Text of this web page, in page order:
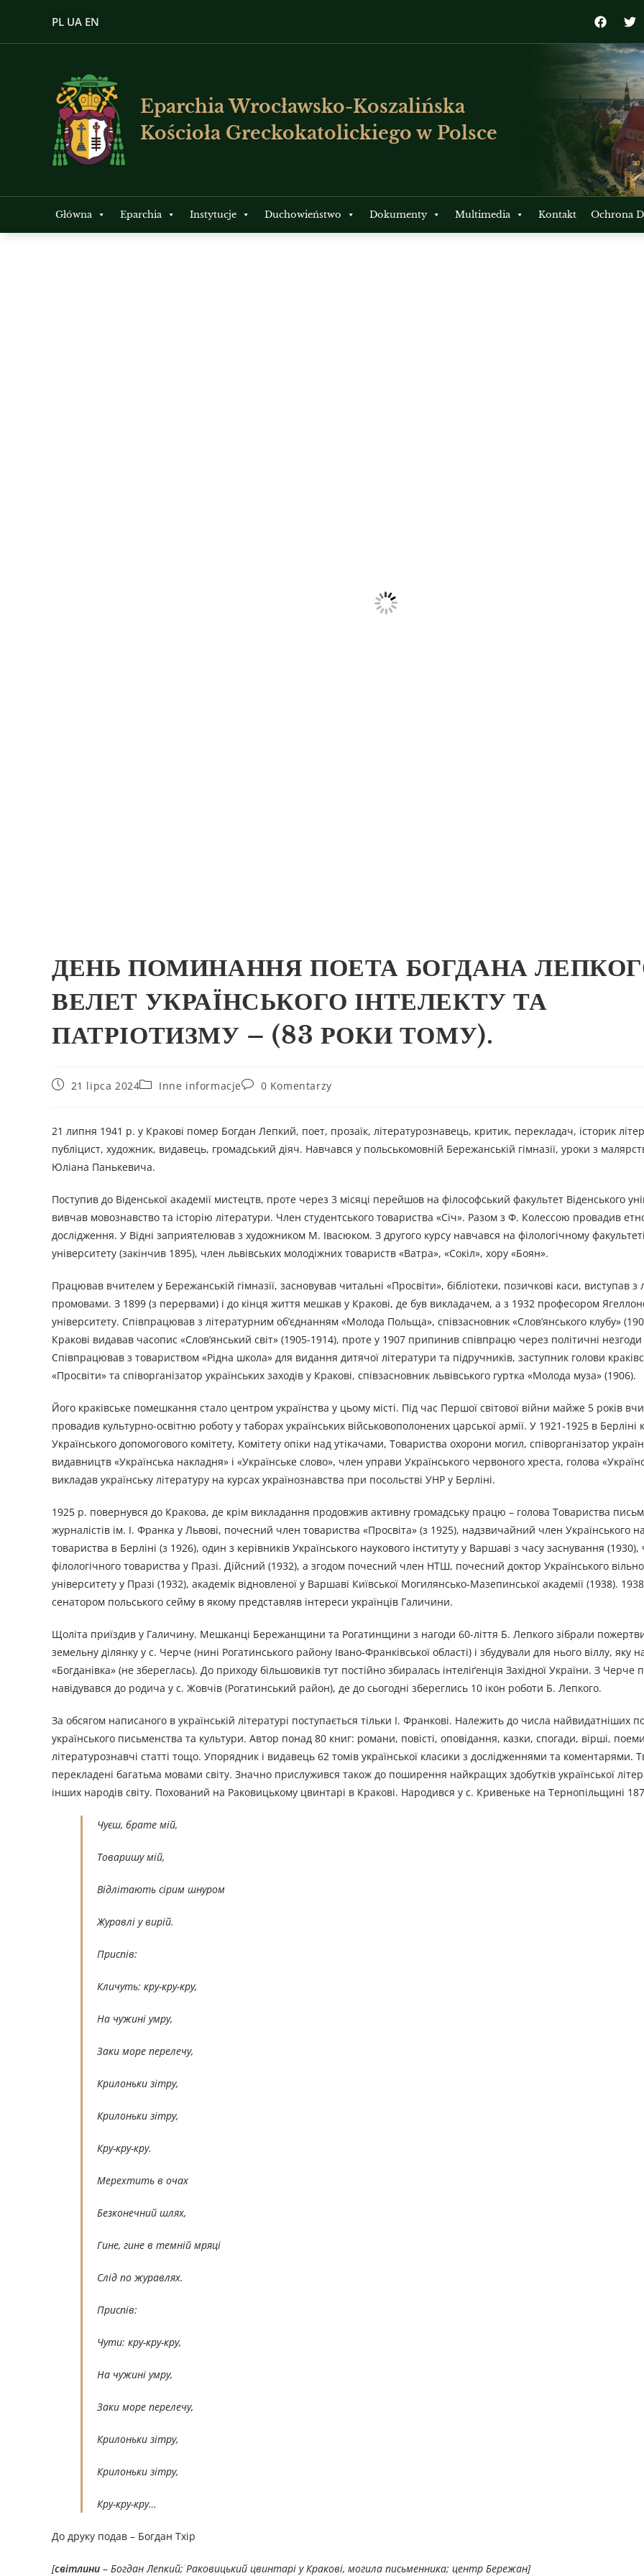
PL UA EN
Eparchia Wrocławsko-Koszalińska
Kościoła Greckokatolickiego w Polsce
Główna Eparchia Instytucje Duchowieństwo Dokumenty Multimedia Kontakt Ochrona
ДЕНЬ ПОМИНАННЯ ПОЕТА БОГДАНА
ВЕЛЕТ УКРАЇНСЬКОГО ІНТЕЛЕКТУ ТА
ПАТРІОТИЗМУ – (83 РОКИ ТОМУ).
21 lipca 2024 Inne informacje 0 Komentarzy
21 липня 1941 р. у Кракові помер Богдан Лепкий, поет, прозаїк, літературознавець, критик, перекладач, історик
публіцист, художник, видавець, громадський діяч. Навчався у польськомовній Бережанській гімназії, уроки з
Юліана Панькевича.
Поступив до Віденської академії мистецтв, проте через 3 місяці перейшов на філософський факультет Віденського
вивчав мовознавство та історію літератури. Член студентського товариства «Січ». Разом з Ф. Колессою провадив
дослідження. У Відні заприятелював з художником М. Івасюком. З другого курсу навчався на філологічному
університету (закінчив 1895), член львівських молодіжних товариств «Ватра», «Сокіл», хору «Боян».
Працював вчителем у Бережанській гімназії, засновував читальні «Просвіти», бібліотеки, позичкові каси, виступав з
промовами. З 1899 (з перервами) і до кінця життя мешкав у Кракові, де був викладачем, а з 1932 професором
університету. Співпрацював з літературним об’єднанням «Молода Польща», співзасновник «Слов’янського клубу»
Кракові видавав часопис «Слов’янський світ» (1905-1914), проте у 1907 припинив співпрацю через політичні
Співпрацював з товариством «Рідна школа» для видання дитячої літератури та підручників, заступник голови
«Просвіти» та співорганізатор українських заходів у Кракові, співзасновник львівського гуртка «Молода муза» (1906).
Його краківське помешкання стало центром українства у цьому місті. Під час Першої світової війни майже 5 років
провадив культурно-освітню роботу у таборах українських військовополонених царської армії. У 1921-1925 в Берліні
Українського допомогового комітету, Комітету опіки над утікачами, Товариства охорони могил, співорганізатор
видавництв «Українська накладня» і «Українське слово», член управи Українського червоного хреста, голова
викладав українську літературу на курсах українознавства при посольстві УНР у Берліні.
1925 р. повернувся до Кракова, де крім викладання продовжив активну громадську працю – голова Товариства
журналістів ім. І. Франка у Львові, почесний член товариства «Просвіта» (з 1925), надзвичайний член Українського
товариства в Берліні (з 1926), один з керівників Українського наукового інституту у Варшаві з часу заснування (1930),
філологічного товариства у Празі. Дійсний (1932), а згодом почесний член НТШ, почесний доктор Українського
університету у Празі (1932), академік відновленої у Варшаві Київської Могилянсько-Мазепинської академії (1938).
сенатором польського сейму в якому представляв інтереси українців Галичини.
Щоліта приїздив у Галичину. Мешканці Бережанщини та Рогатинщини з нагоди 60-ліття Б. Лепкого зібрали
земельну ділянку у с. Черче (нині Рогатинського району Івано-Франківської області) і збудували для нього віллу, яку
«Богданівка» (не збереглась). До приходу більшовиків тут постійно збиралась інтеліґенція Західної України. З Черче
навідувався до родича у с. Жовчів (Рогатинський район), де до сьогодні збереглись 10 ікон роботи Б. Лепкого.
За обсягом написаного в українській літературі поступається тільки І. Франкові. Належить до числа найвидатніших
українського письменства та культури. Автор понад 80 книг: романи, повісті, оповідання, казки, спогади, вірші,
літературознавчі статті тощо. Упорядник і видавець 62 томів української класики з дослідженнями та коментарями.
перекладені багатьма мовами світу. Значно прислужився також до поширення найкращих здобутків української
інших народів світу. Похований на Раковицькому цвинтарі в Кракові. Народився у с. Кривеньке на Тернопільщині
Чуєш, брате мій,
Товаришу мій,
Відлітають сірим шнуром
Журавлі у вирій.
Приспів:
Кличуть: кру-кру-кру,
На чужині умру,
Заки море перелечу,
Крилоньки зітру,
Крилоньки зітру,
Кру-кру-кру.
Мерехтить в очах
Безконечний шлях,
Гине, гине в темній мряці
Слід по журавлях.
Приспів:
Чути: кру-кру-кру,
На чужині умру,
Заки море перелечу,
Крилоньки зітру,
Крилоньки зітру,
Кру-кру-кру…
До друку подав – Богдан Тхір
[світлини – Богдан Лепкий; Раковицький цвинтарі у Кракові, могила письменника; центр Бережан]